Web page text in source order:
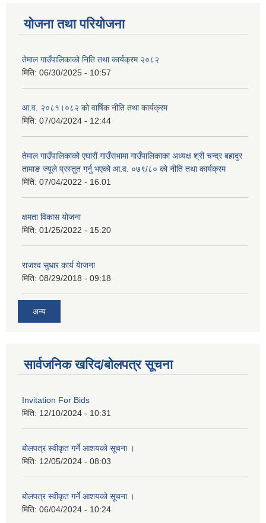
योजना तथा परियोजना
तेमाल गाउँपालिकाको निति तथा कार्यक्रम २०८२
मिति: 06/30/2025 - 10:57
आ.व. २०८१।०८२ को वार्षिक नीति तथा कार्यक्रम
मिति: 07/04/2024 - 12:44
तेमाल गाउँपालिकाको एघारौं गाउँसभामा गाउँपालिकाका अध्यक्ष श्री चन्द्र बहादुर
तामाङ ज्यूले प्रस्तुत गर्नु भएको आ.व. ०७९/८० को नीति तथा कार्यक्रम
मिति: 07/04/2022 - 16:01
क्षमता विकास योजना
मिति: 01/25/2022 - 15:20
राजश्व सुधार कार्य येाजना
मिति: 08/29/2018 - 09:18
अन्य
सार्वजनिक खरिद/बोलपत्र सूचना
Invitation For Bids
मिति: 12/10/2024 - 10:31
बोलपत्र स्वीकृत गर्ने आशयको सूचना ।
मिति: 12/05/2024 - 08:03
बोलपत्र स्वीकृत गर्ने आशयको सूचना ।
मिति: 06/04/2024 - 10:24